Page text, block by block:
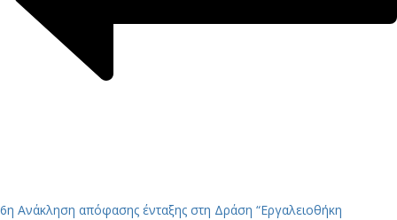
6η Ανάκληση απόφασης ένταξης στη Δράση “Εργαλειοθήκη